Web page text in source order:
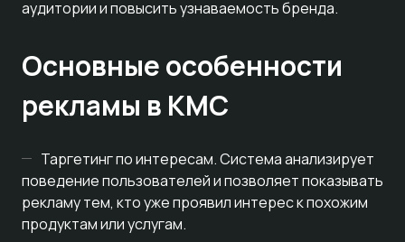
аудитории и повысить узнаваемость бренда.
Основные особенности
рекламы в КМС
Таргетинг по интересам. Система анализирует
поведение пользователей и позволяет показывать
рекламу тем, кто уже проявил интерес к похожим
продуктам или услугам.